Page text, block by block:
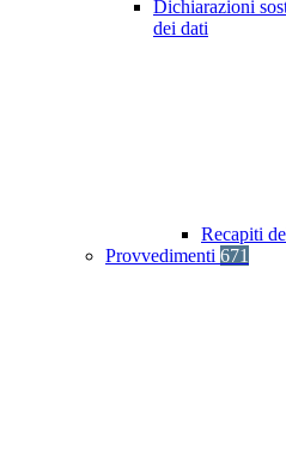
Dichiarazioni
dei dati
Recapiti
Provvedimenti 671